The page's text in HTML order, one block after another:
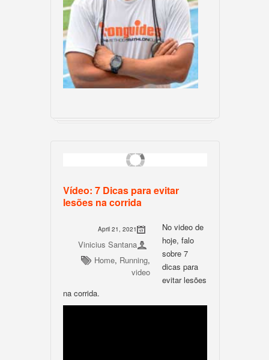
Vídeo: 7 Dicas para evitar
lesões na corrida
April 21, 2021
Vinicius Santana
Home, Running,
video
No video de
hoje, falo
sobre 7
dicas para
evitar lesões
na corrida.